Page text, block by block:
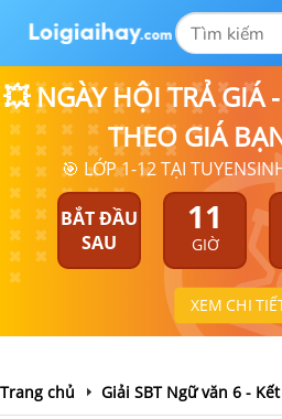
💥 NGÀY HỘI TRẢ GIÁ
THEO GIÁ
🎯 LỚP 1-12 TẠI
BẮT ĐẦU
SAU
11
GIỜ
XEM CHI
Trang chủ Giải SBT Ngữ văn 6 -